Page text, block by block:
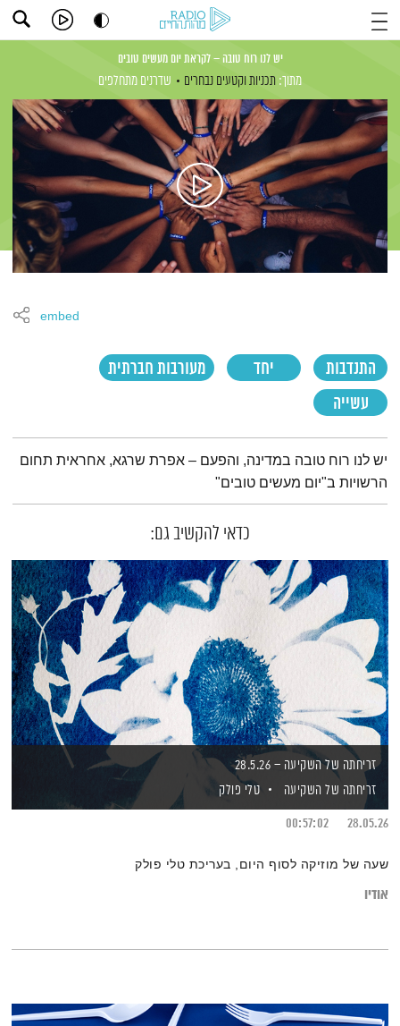
יש לנו רוח טובה – לקראת יום מעשים טובים
מתוך: תכניות וקטעים נבחרים שדרנים מתחלפים
התנדבות יחד
מעורבות חברתית
עשייה
embed
תמצית הפודקאסט
יש לנו רוח טובה במדינה, והפעם – אפרת שרגא, אחראית תחום
הרשויות ב"יום מעשים טובים"
כדאי להקשיב גם:
זריחתה של השקיעה – 28.5.26
זריחתה של השקיעה
טלי פולק
28.05.26
00:57:02
שעה של מוזיקה לסוף היום, בעריכת טלי פולק
אודיו